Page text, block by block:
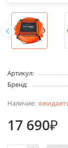
Артикул:
Бренд:
17 690₽